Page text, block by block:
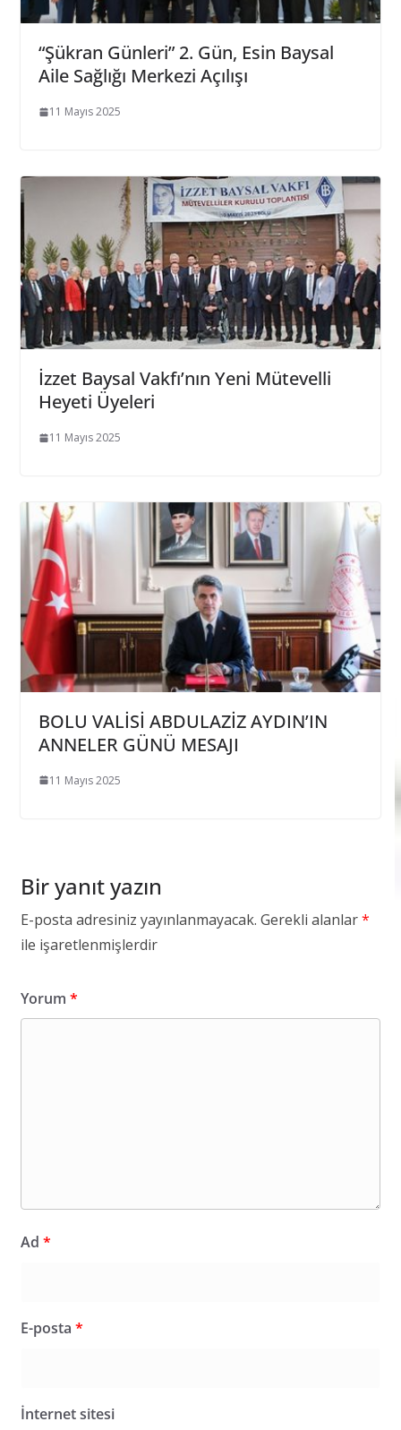
“Şükran Günleri” 2. Gün, Esin Baysal
Aile Sağlığı Merkezi Açılışı
11 Mayıs 2025
İzzet Baysal Vakfı’nın Yeni Mütevelli
Heyeti Üyeleri
11 Mayıs 2025
BOLU VALİSİ ABDULAZİZ AYDIN’IN
ANNELER GÜNÜ MESAJI
11 Mayıs 2025
Bir yanıt yazın
E-posta adresiniz yayınlanmayacak. Gerekli alanlar*
ile işaretlenmişlerdir
Yorum *
Ad *
E-posta *
İnternet sitesi